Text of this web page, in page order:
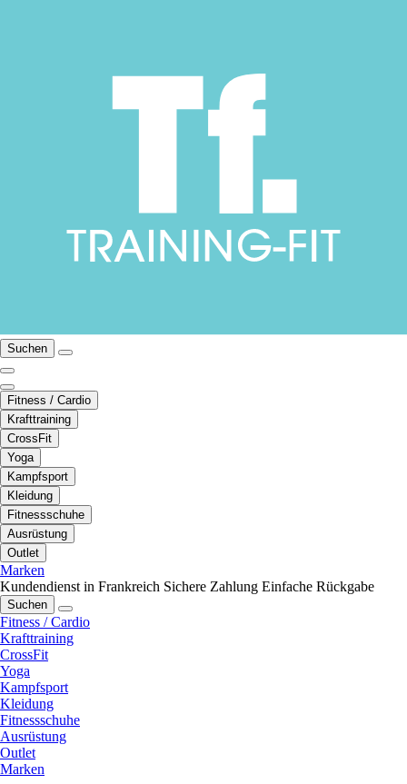
Suchen
Fitness / Cardio
Krafttraining
CrossFit
Yoga
Kampfsport
Kleidung
Fitnessschuhe
Ausrüstung
Outlet
Marken
Kundendienst in Frankreich Sichere Zahlung Einfache Rückgabe
Suchen
Fitness / Cardio
Krafttraining
CrossFit
Yoga
Kampfsport
Kleidung
Fitnessschuhe
Ausrüstung
Outlet
Marken